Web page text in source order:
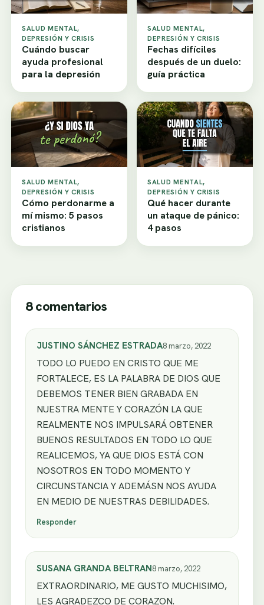
SALUD MENTAL,
DEPRESIÓN Y CRISIS
Cuándo buscar
ayuda profesional
para la depresión
SALUD MENTAL,
DEPRESIÓN Y CRISIS
Fechas difíciles
después de un duelo:
guía práctica
SALUD MENTAL,
DEPRESIÓN Y CRISIS
Cómo perdonarme a
mí mismo: 5 pasos
cristianos
SALUD MENTAL,
DEPRESIÓN Y CRISIS
Qué hacer durante
un ataque de pánico:
4 pasos
8 comentarios
JUSTINO SÁNCHEZ ESTRADA8 marzo, 2022
TODO LO PUEDO EN CRISTO QUE ME
FORTALECE, ES LA PALABRA DE DIOS QUE
DEBEMOS TENER BIEN GRABADA EN
NUESTRA MENTE Y CORAZÓN LA QUE
REALMENTE NOS IMPULSARÁ OBTENER
BUENOS RESULTADOS EN TODO LO QUE
REALICEMOS, YA QUE DIOS ESTÁ CON
NOSOTROS EN TODO MOMENTO Y
CIRCUNSTANCIA Y ADEMÁSN NOS AYUDA
EN MEDIO DE NUESTRAS DEBILIDADES.
Responder
SUSANA GRANDA BELTRAN8 marzo, 2022
EXTRAORDINARIO, ME GUSTO MUCHISIMO,
LES AGRADEZCO DE CORAZON.